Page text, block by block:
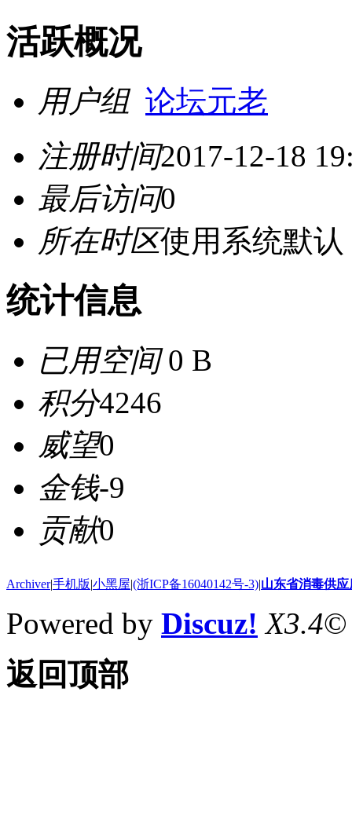
活跃概况
用户组 论坛元老
注册时间2017-12-18
最后访问0
所在时区使用系统默认
统计信息
已用空间0 B
积分4246
威望0
金钱-9
贡献0
Archiver|手机版|小黑屋|(浙ICP备16040142号-3)|山东省消毒供
Powered by Discuz! X3.4©
返回顶部